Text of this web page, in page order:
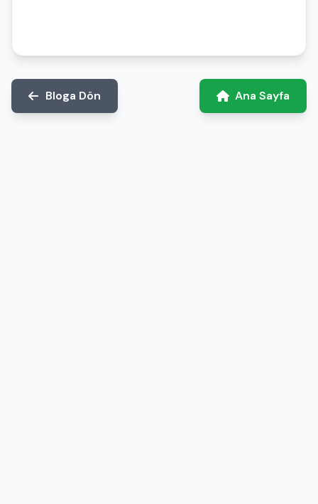
Bloga Dön Ana Sayfa